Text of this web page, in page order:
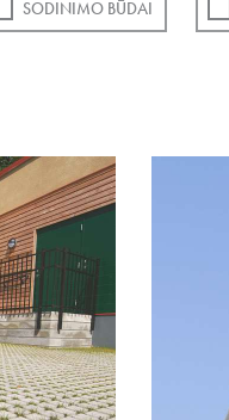
SODINIMO BŪDAI